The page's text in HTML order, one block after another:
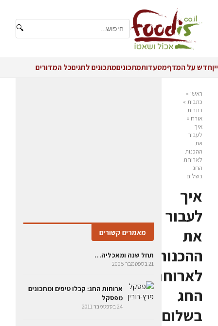
🔍
ייןחדש על המדףמסעדותמתכוניםמתכונים לחגיםכל המדורים
ראשי »
כתבות »
כתבות
אורח »
איך
לעבור
את
ההכנות
לארוחת
החג
בשלום
איך
לעבור
את
ההכנות
לארוחת
החג
בשלום
מאמרים קשורים
תחל שנה ומאכליה…
21 בספטמבר 2005
ארוחות החג: קבלו טיפים ומתכונים
מפסקל
24 בספטמבר 2011